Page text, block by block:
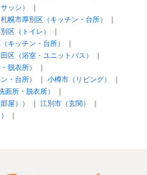
（50代/女性）
り、さらに要望変更もあっ
、結果、楽しくリフォーム
良い経験になりました。
ッシ）
札幌市厚別区（キッチン・台所）
区（トイレ）
キッチン・台所）
区（浴室・ユニットバス）
脱衣所）
・台所）
小樽市（リビング）
面所・脱衣所）
屋））
江別市（玄関）